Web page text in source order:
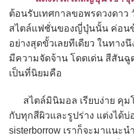
ต้อนรับเทศกาลขอพรดวงดาว
สไตล์แฟชั่นของญี่ปุ่นนั้น ค่อน
อย่างสุดขั้วเลยทีเดียว ในทา
มีความจัดจ้าน โดดเด่น สีสัน
เป็นที่นิยมคือ
สไตล์มินิมอล เรียบง่าย คุม
กับทุกสีผิวและรูปร่าง แต่งได้
sisterborrow เราก็จะมาแนะ